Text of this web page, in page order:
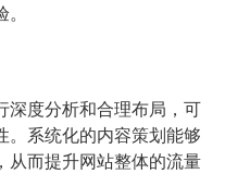
深度分析和合理布局，可
。系统化的内容策划能够
从而提升网站整体的流量